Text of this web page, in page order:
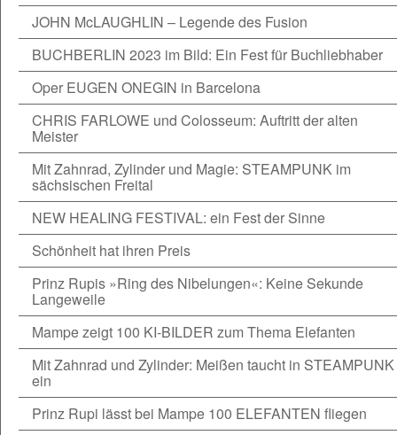
JOHN McLAUGHLIN – Legende des Fusion
BUCHBERLIN 2023 im Bild: Ein Fest für Buchliebhaber
Oper EUGEN ONEGIN in Barcelona
CHRIS FARLOWE und Colosseum: Auftritt der alten
Meister
Mit Zahnrad, Zylinder und Magie: STEAMPUNK im
sächsischen Freital
NEW HEALING FESTIVAL: ein Fest der Sinne
Schönheit hat ihren Preis
Prinz Rupis »Ring des Nibelungen«: Keine Sekunde
Langeweile
Mampe zeigt 100 KI-BILDER zum Thema Elefanten
Mit Zahnrad und Zylinder: Meißen taucht in STEAMPUNK
ein
Prinz Rupi lässt bei Mampe 100 ELEFANTEN fliegen